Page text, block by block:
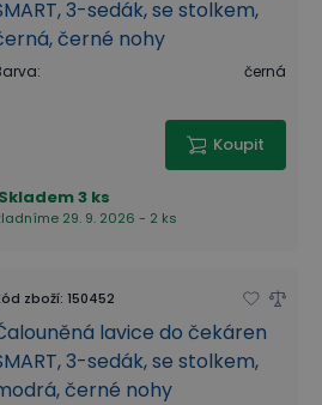
3-sedák, se stolkem,
černé nohy
: černá
Koupit
Skladem3 ks
29. 9. 2026 - 2 ks
zboží: 150452
lavice do čekáren
3-sedák, se stolkem,
černé nohy